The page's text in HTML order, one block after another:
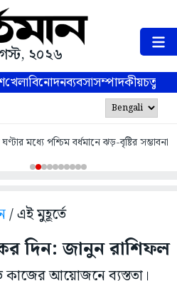
২০২৬
খেলাবিনোদনব্যবসাসম্পাদকীয়
মধ্যে পশ্চিম বর্ধমানে ঝড়-বৃষ্টির সম্ভাবনা
/ এই মুহূর্তে
দিন: জানুন রাশিফল
আয়োজনে ব্যস্ততা।